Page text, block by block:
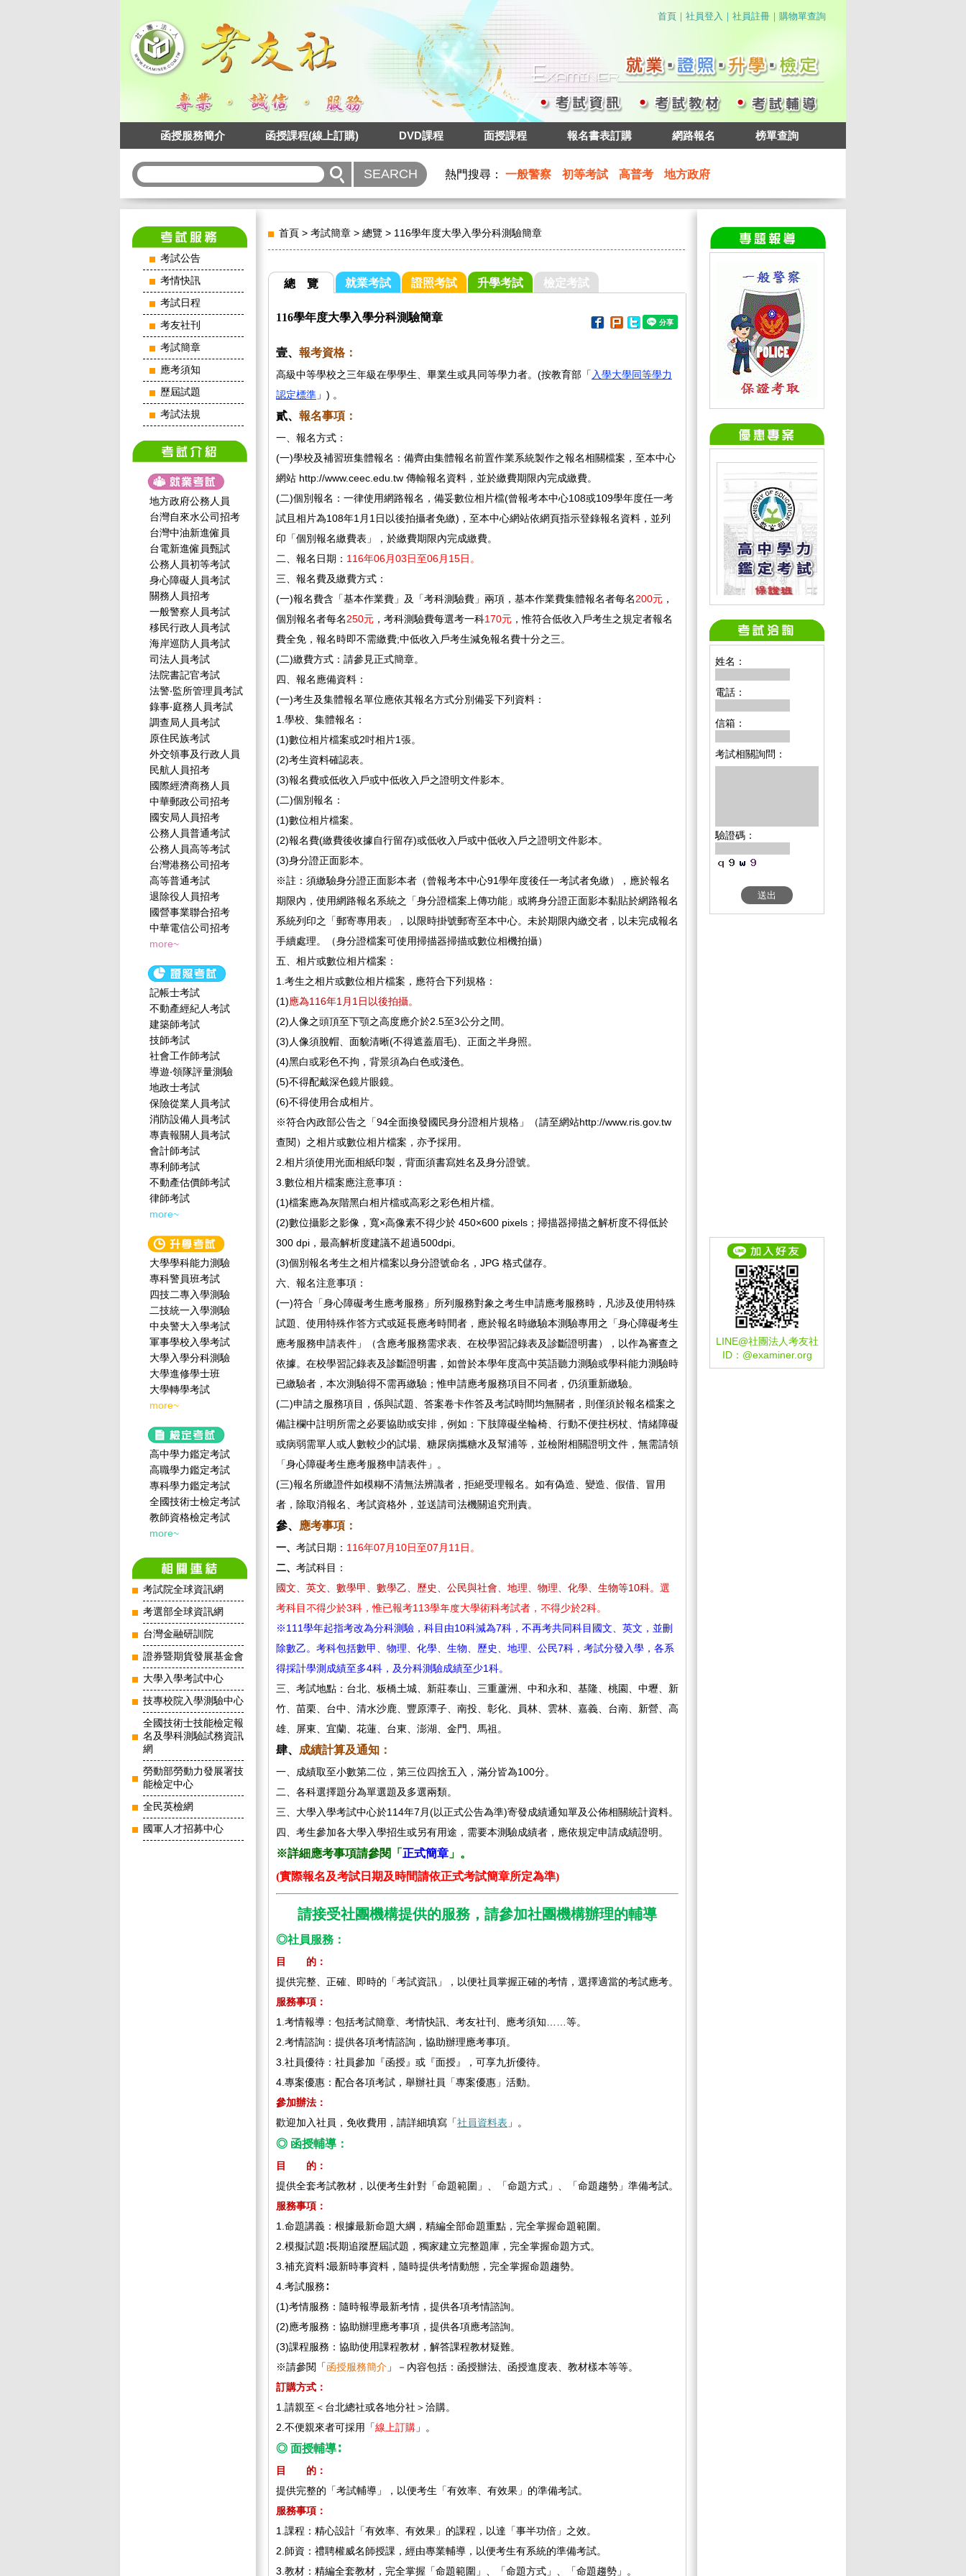
首頁 ｜ 社員登入 ｜ 社員註冊 ｜ 購物單查詢
函授服務簡介 函授課程(線上訂購) DVD課程 面授課程 報名書表訂購 網路報名 榜單查詢
熱門搜尋： 一般警察 初等考試 高普考 地方政府
考試公告
考情快訊
考試日程
考友社刊
考試簡章
應考須知
歷屆試題
考試法規
地方政府公務人員
台灣自來水公司招考
台灣中油新進僱員
台電新進僱員甄試
公務人員初等考試
身心障礙人員考試
關務人員招考
一般警察人員考試
移民行政人員考試
海岸巡防人員考試
司法人員考試
法院書記官考試
法警‧監所管理員考試
錄事‧庭務人員考試
調查局人員考試
原住民族考試
外交領事及行政人員
民航人員招考
國際經濟商務人員
中華郵政公司招考
國安局人員招考
公務人員普通考試
公務人員高等考試
台灣港務公司招考
高等普通考試
退除役人員招考
國營事業聯合招考
中華電信公司招考
more~
記帳士考試
不動產經紀人考試
建築師考試
技師考試
社會工作師‍考試
導遊‧領隊評量測驗
地政士考試
保險從業人員考試
消防設備人員考試
專責報關人員考試
會計師考試
專利師考試
不動產估價師考試
律師考試
more~
大學學科能力測驗
專科警員班考試
四技二專入學測驗
二技統一入學測驗
中央警大入學考試
軍事學校入學考試
大學入學分科測驗
大學進修學士班
大學轉學考試
more~
高中學力鑑定考試
高職學力鑑定考試
專科學力鑑定考試
全國技術士檢定考試
教師資格檢定考試
more~
考試院全球資訊網
考選部全球資訊網
台灣金融研訓院
證券暨期貨發展基金會
大學入學考試中心
技專校院入學測驗中心
全國技術士技能檢定報
名及學科測驗試務資訊
網
勞動部勞動力發展署技
能檢定中心
全民英檢網
國軍人才招募中心
首頁 > 考試簡章 > 總覽 > 116學年度大學入學分科測驗簡章
總 覽 就業考試 證照考試 升學考試 檢定考試
116學年度大學入學分科測驗簡章
壹、 報考資格：
高級中等學校之三年級在學學生、畢業生或具同等學力者。(按教育部「 入學大學同等學力
認定標準 」) 。
貳、 報名事項：
一、報名方式：
(一)學校及補習班集體報名：備齊由集體報名前置作業系統製作之報名相關檔案，至本中心
網站 http://www.ceec.edu.tw 傳輸報名資料，並於繳費期限內完成繳費。
(二)個別報名：一律使用網路報名，備妥數位相片檔(曾報考本中心108或109學年度任一考
試且相片為108年1月1日以後拍攝者免繳)，至本中心網站依網頁指示登錄報名資料，並列
印「個別報名繳費表」，於繳費期限內完成繳費。
二、報名日期： 116年06月03日至06月 15日。
三、報名費及繳費方式：
(一)報名費含「基本作業費」及「考科測驗費」兩項，基本作業費集體報名者每名200元 ，
個別報名者每名250元 ，考科測驗費每選考一科170元 ，惟符合低收入戶考生之規定者報名
費全免，報名時即不需繳費;中低收入戶考生減免報名費十分之三。
(二)繳費方式：請參見正式簡章。
四、報名應備資料：
(一)考生及集體報名單位應依其報名方式分別備妥下列資料：
1.學校、集體報名：
(1)數位相片檔案或2吋相片1張。
(2)考生資料確認表。
(3)報名費或低收入戶或中低收入戶之證明文件影本。
(二)個別報名：
(1)數位相片檔案。
(2)報名費(繳費後收據自行留存)或低收入戶或中低收入戶之證明文件影本。
(3)身分證正面影本。
※註：須繳驗身分證正面影本者（曾報考本中心91學年度後任一考試者免繳），應於報名
期限內，使用網路報名系統之「身分證檔案上傳功能」或將身分證正面影本黏貼於網路報名
系統列印之「郵寄專用表」，以限時掛號郵寄至本中心。未於期限內繳交者，以未完成報名
手續處理。（身分證檔案可使用掃描器掃描或數位相機拍攝）
五、相片或數位相片檔案：
1.考生之相片或數位相片檔案，應符合下列規格：
(1)應為116年1月1日以後拍攝。
(2)人像之頭頂至下顎之高度應介於2.5至3公分之間。
(3)人像須脫帽、面貌清晰(不得遮蓋眉毛)、正面之半身照。
(4)黑白或彩色不拘，背景須為白色或淺色。
(5)不得配戴深色鏡片眼鏡。
(6)不得使用合成相片。
※符合內政部公告之「94全面換發國民身分證相片規格」（請至網站http://www.ris.gov.tw
查閱）之相片或數位相片檔案，亦予採用。
2.相片須使用光面相紙印製，背面須書寫姓名及身分證號。
3.數位相片檔案應注意事項：
(1)檔案應為灰階黑白相片檔或高彩之彩色相片檔。
(2)數位攝影之影像，寬×高像素不得少於 450×600 pixels；掃描器掃描之解析度不得低於
300 dpi，最高解析度建議不超過500dpi。
(3)個別報名考生之相片檔案以身分證號命名，JPG 格式儲存。
六、報名注意事項：
(一)符合「身心障礙考生應考服務」所列服務對象之考生申請應考服務時，凡涉及使用特殊
試題、使用特殊作答方式或延長應考時間者，應於報名時繳驗本測驗專用之「身心障礙考生
應考服務申請表件」（含應考服務需求表、在校學習記錄表及診斷證明書），以作為審查之
依據。在校學習記錄表及診斷證明書，如曾於本學年度高中英語聽力測驗或學科能力測驗時
已繳驗者，本次測驗得不需再繳驗；惟申請應考服務項目不同者，仍須重新繳驗。
(二)申請之服務項目，係與試題、答案卷卡作答及考試時間均無關者，則僅須於報名檔案之
備註欄中註明所需之必要協助或安排，例如：下肢障礙坐輪椅、行動不便拄柺杖、情緒障礙
或病弱需單人或人數較少的試場、糖尿病攜糖水及幫浦等，並檢附相關證明文件，無需請領
「身心障礙考生應考服務申請表件」。
(三)報名所繳證件如模糊不清無法辨識者，拒絕受理報名。如有偽造、變造、假借、冒用
者，除取消報名、考試資格外，並送請司法機關追究刑責。
參、 應考事項：
一、 考試日期： 116年07月10日至07月 11日。
二、 考試科目：
國文、英文、數學甲、數學乙、歷史、公民與社會、地理、物理、化學、生物等10科。 選
考科目不得少於3科，惟已報考113學年度大學術科考試者，不得少於2科。
※111學年起指考改為分科測驗，科目由10科減為7科，不再考共同科目國文、英文，並刪
除數乙。考科包括數甲、物理、化學、生物、歷史、地理、公民7科，考試分發入學，各系
得採計學測成績至多4科，及分科測驗成績至少1科。
三、考試地點：台北、板橋土城、新莊泰山、三重蘆洲、中和永和、基隆、桃園、中壢、新
竹、苗栗、台中、清水沙鹿、豐原潭子、南投、彰化、員林、雲林、嘉義、台南、新營、高
雄、屏東、宜蘭、花蓮、台東、澎湖、金門、馬祖。
肆、 成績計算及通知：
一、成績取至小數第二位，第三位四捨五入，滿分皆為100分。
二、各科選擇題分為單選題及多選兩類。
三、大學入學考試中心於114年7月(以正式公告為準)寄發成績通知單及公佈相關統計資料。
四、考生參加各大學入學招生或另有用途，需要本測驗成績者，應依規定申請成績證明。
※詳細應考事項請參閱「 正式簡章 」。
(實際報名及考試日期及時間請依正式考試簡章所定為準)
請接受社團機構提供的服務，請參加社團機構辦理的輔導
◎社員服務：
目 的：
提供完整、正確、即時的「考試資訊」，以便社員掌握正確的考情，選擇適當的考試應考。
服務事項：
1.考情報導：包括考試簡章、考情快訊、考友社刊、應考須知……等。
2.考情諮詢：提供各項考情諮詢，協助辦理應考事項。
3.社員優待：社員參加『函授』或『面授』，可享九折優待。
4.專案優惠：配合各項考試，舉辦社員「專案優惠」活動。
參加辦法：
歡迎加入社員，免收費用，請詳細填寫「社員資料表 」。
◎ 函授輔導：
目 的：
提供全套考試教材，以便考生針對「命題範圍」、「命題方式」、「命題趨勢」準備考試。
服務事項：
1.命題講義：根據最新命題大綱，精編全部命題重點，完全掌握命題範圍。
2.模擬試題∶長期追蹤歷屆試題，獨家建立完整題庫，完全掌握命題方式。
3.補充資料∶最新時事資料，隨時提供考情動態，完全掌握命題趨勢。
4.考試服務∶
(1)考情服務：隨時報導最新考情，提供各項考情諮詢。
(2)應考服務：協助辦理應考事項，提供各項應考諮詢。
(3)課程服務：協助使用課程教材，解答課程教材疑難。
※請參閱「函授服務簡介 」－內容包括：函授辦法、函授進度表、教材樣本等等。
訂購方式：
1.請親至＜台北總社或各地分社＞洽購。
2.不便親來者可採用「線上訂購 」。
◎ 面授輔導∶
目 的：
提供完整的「考試輔導」，以便考生「有效率、有效果」的準備考試。
服務事項：
1.課程：精心設計「有效率、有效果」的課程，以達「事半功倍」之效。
2.師資：禮聘權威名師授課，經由專業輔導，以便考生有系統的準備考試。
3.教材：精編全套教材，完全掌握「命題範圍」、「命題方式」、「命題趨勢」。
姓名：
電話：
信箱：
考試相關詢問：
驗證碼：
LINE@社團法人考友社
ID： @examiner.org